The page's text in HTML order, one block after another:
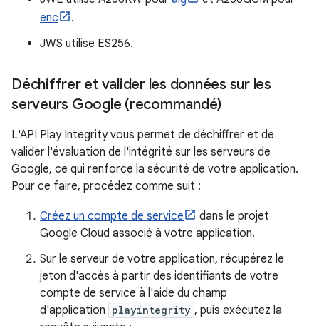
enc
.
JWS utilise ES256.
Déchiffrer et valider les données sur les
serveurs Google (recommandé)
L'API Play Integrity vous permet de déchiffrer et de
valider l'évaluation de l'intégrité sur les serveurs de
Google, ce qui renforce la sécurité de votre application.
Pour ce faire, procédez comme suit :
Créez un compte de service
dans le projet
Google Cloud associé à votre application.
Sur le serveur de votre application, récupérez le
jeton d'accès à partir des identifiants de votre
compte de service à l'aide du champ
d'application playintegrity , puis exécutez la